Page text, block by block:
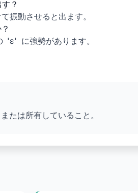
？
振動させると出ます。
に強勢があります。
たは所有していること。